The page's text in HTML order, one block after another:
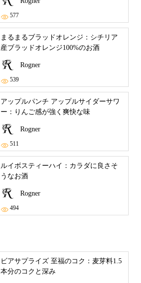
577
まるまるブラッドオレンジ：シチリア
産ブラッドオレンジ100%のお酒
Rogner
539
アップルパンチ アップルサイダーサワ
ー：りんご感が強く爽快な味
Rogner
511
ルイボスティーハイ：カラダに良さそ
うなお酒
Rogner
494
ビアサプライズ 至福のコク：麦芽料1.5
本分のコクと深み